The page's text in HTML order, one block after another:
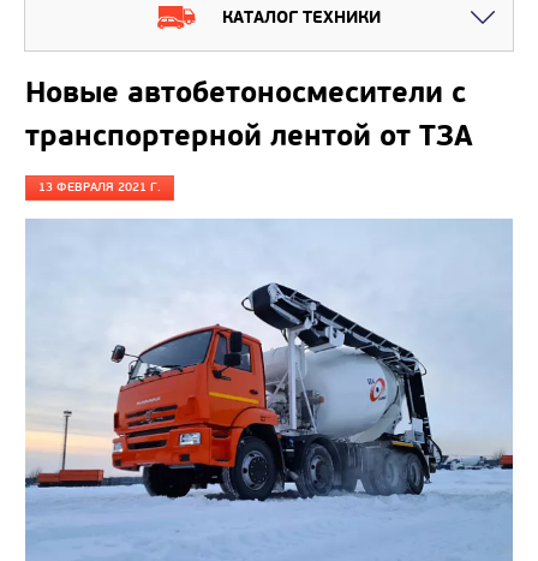
КАТАЛОГ ТЕХНИКИ
Новые автобетоносмесители с
транспортерной лентой от ТЗА
13 ФЕВРАЛЯ 2021 Г.